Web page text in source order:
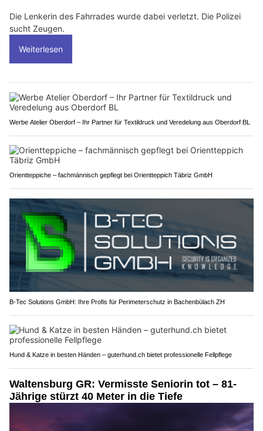
Die Lenkerin des Fahrrades wurde dabei verletzt. Die Polizei
sucht Zeugen.
Weiterlesen
Werbe Atelier Oberdorf – Ihr Partner für Textildruck und Veredelung aus Oberdorf BL
Orientteppiche – fachmännisch gepflegt bei Orientteppich Täbriz GmbH
B-Tec Solutions GmbH: Ihre Profis für Perimeterschutz in Bachenbülach ZH
Hund & Katze in besten Händen – guterhund.ch bietet professionelle Fellpflege
Waltensburg GR: Vermisste Seniorin tot – 81-
Jährige stürzt 40 Meter in die Tiefe